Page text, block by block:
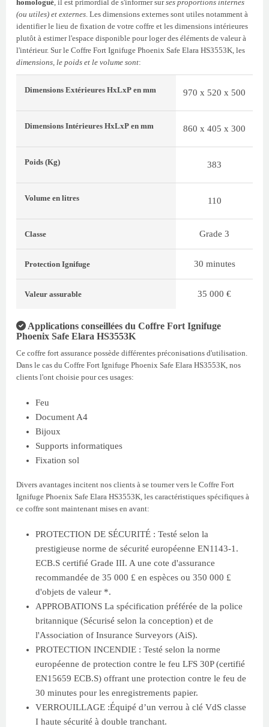
homologué, il est primordial de s'informer surses proportions internes
(ou utiles) et externes. Les dimensions externes sont utiles notamment à
identifier le lieu de fixation de votre coffre et les dimensions intérieures
plutôt à estimer l'espace disponible pour loger des éléments de valeur à
l'intérieur. Sur le Coffre Fort Ignifuge Phoenix Safe Elara HS3553K, les
dimensions, le poids et le volume sont:
Dimensions Extérieures HxLxP en mm 970 x 520 x 500
Dimensions Intérieures HxLxP en mm 860 x 405 x 300
Poids (Kg) 383
Volume en litres 110
Classe Grade 3
Protection Ignifuge 30 minutes
Valeur assurable 35 000 €
Applications conseillées du Coffre Fort Ignifuge
Phoenix Safe Elara HS3553K
Ce coffre fort assurance possède différentes préconisations d'utilisation.
Dans le cas du Coffre Fort Ignifuge Phoenix Safe Elara HS3553K, nos
clients l'ont choisie pour ces usages:
Feu
Document A4
Bijoux
Supports informatiques
Fixation sol
Divers avantages incitent nos clients à se tourner vers le Coffre Fort
Ignifuge Phoenix Safe Elara HS3553K, les caractéristiques spécifiques à
ce coffre sont maintenant mises en avant:
PROTECTION DE SÉCURITÉ : Testé selon la
prestigieuse norme de sécurité européenne EN1143-1.
ECB.S certifié Grade III. A une cote d'assurance
recommandée de 35 000 £ en espèces ou 350 000 £
d'objets de valeur *.
APPROBATIONS La spécification préférée de la police
britannique (Sécurisé selon la conception) et de
l'Association of Insurance Surveyors (AiS).
PROTECTION INCENDIE : Testé selon la norme
européenne de protection contre le feu LFS 30P (certifié
EN15659 ECB.S) offrant une protection contre le feu de
30 minutes pour les enregistrements papier.
VERROUILLAGE :Équipé d’un verrou à clé VdS classe
I haute sécurité à double tranchant.